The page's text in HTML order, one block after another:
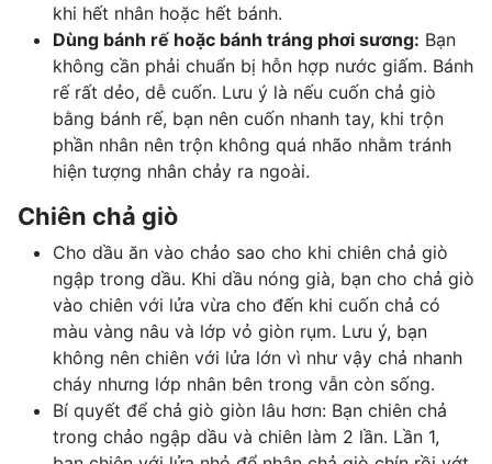
khi hết nhân hoặc hết bánh.
Dùng bánh rế hoặc bánh tráng phơi sương: Bạn
không cần phải chuẩn bị hỗn hợp nước giấm. Bánh
rế rất dẻo, dễ cuốn. Lưu ý là nếu cuốn chả giò
bằng bánh rế, bạn nên cuốn nhanh tay, khi trộn
phần nhân nên trộn không quá nhão nhằm tránh
hiện tượng nhân chảy ra ngoài.
Chiên chả giò
Cho dầu ăn vào chảo sao cho khi chiên chả giò
ngập trong dầu. Khi dầu nóng già, bạn cho chả giò
vào chiên với lửa vừa cho đến khi cuốn chả có
màu vàng nâu và lớp vỏ giòn rụm. Lưu ý, bạn
không nên chiên với lửa lớn vì như vậy chả nhanh
cháy nhưng lớp nhân bên trong vẫn còn sống.
Bí quyết để chả giò giòn lâu hơn: Bạn chiên chả
trong chảo ngập dầu và chiên làm 2 lần. Lần 1,